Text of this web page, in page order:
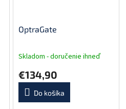
OptraGate
Skladom - doručenie ihneď
€134,90
Do košíka